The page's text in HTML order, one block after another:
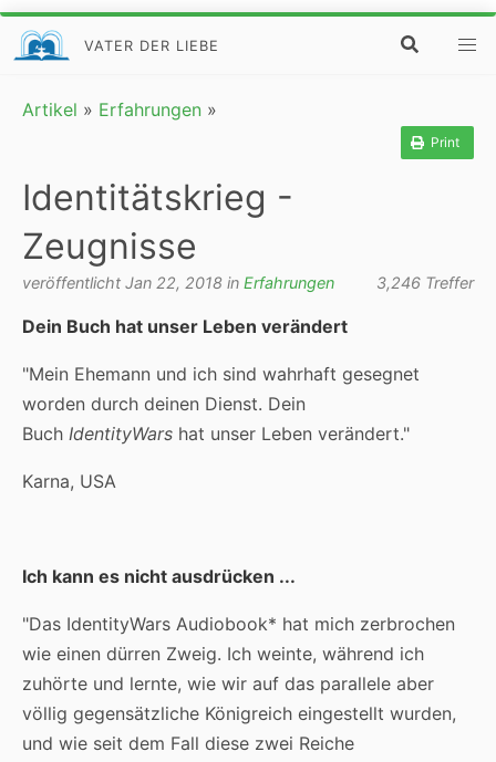
VATER DER LIEBE
Artikel » Erfahrungen »
Print
Identitätskrieg -
Zeugnisse
veröffentlicht Jan 22, 2018 in Erfahrungen 3,246 Treffer
Dein Buch hat unser Leben verändert
"Mein Ehemann und ich sind wahrhaft gesegnet
worden durch deinen Dienst. Dein
Buch IdentityWars hat unser Leben verändert."
Karna, USA
Ich kann es nicht ausdrücken ...
"Das IdentityWars Audiobook* hat mich zerbrochen
wie einen dürren Zweig. Ich weinte, während ich
zuhörte und lernte, wie wir auf das parallele aber
völlig gegensätzliche Königreich eingestellt wurden,
und wie seit dem Fall diese zwei Reiche